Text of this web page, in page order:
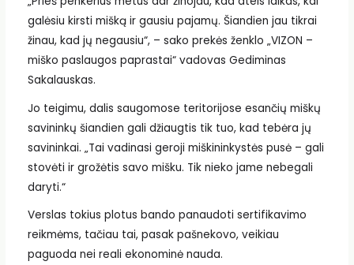
galėsiu kirsti mišką ir gausiu pajamų. Šiandien jau tikrai
žinau, kad jų negausiu“, – sako prekės ženklo „VIZON –
miško paslaugos paprastai“ vadovas Gediminas
Sakalauskas.
Jo teigimu, dalis saugomose teritorijose esančių miškų
savininkų šiandien gali džiaugtis tik tuo, kad tebėra jų
savininkai. „Tai vadinasi geroji miškininkystės pusė – gali
stovėti ir grožėtis savo mišku. Tik nieko jame nebegali
daryti.“
Verslas tokius plotus bando panaudoti sertifikavimo
reikmėms, tačiau tai, pasak pašnekovo, veikiau
paguoda nei reali ekonominė nauda.